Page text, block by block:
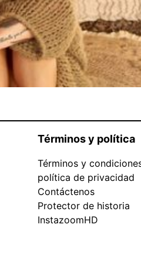
Términos y política
Términos y
política de privacidad
Contáctenos
Protector de historia
InstazoomHD